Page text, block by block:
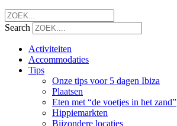
Search
Activiteiten
Accommodaties
Tips
Onze tips voor 5 dagen Ibiza
Plaatsen
Eten met “de voetjes in het zand”
Hippiemarkten
Bijzondere locaties